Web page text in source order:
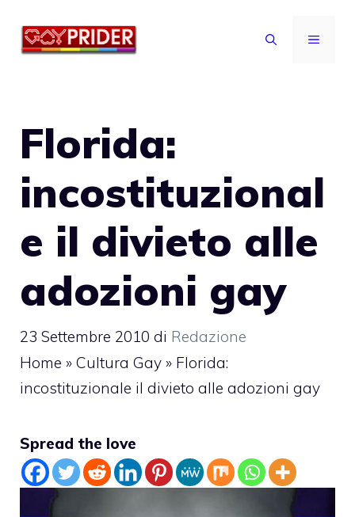
MENU
Florida:
incostituzional
e il divieto alle
adozioni gay
23 Settembre 2010 di Redazione
Home » Cultura Gay » Florida:
incostituzionale il divieto alle adozioni gay
Spread the love